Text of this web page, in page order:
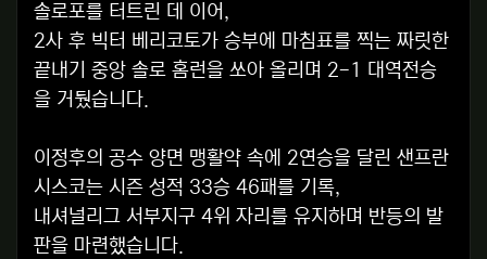
솔로포를 터트린 데 이어,
2사 후 빅터 베리코토가 승부에 마침표를 찍는 짜릿한
끝내기 중앙 솔로 홈런을 쏘아 올리며 2-1 대역전승
을 거뒀습니다.
이정후의 공수 양면 맹활약 속에 2연승을 달린 샌프란
시스코는 시즌 성적 33승 46패를 기록,
내셔널리그 서부지구 4위 자리를 유지하며 반등의 발
판을 마련했습니다.